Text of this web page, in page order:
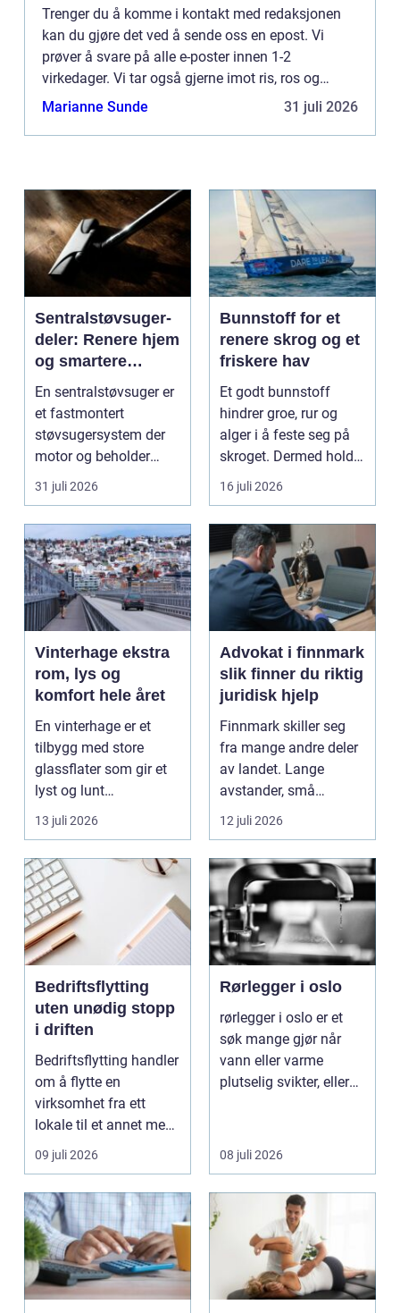
Trenger du å komme i kontakt med redaksjonen
kan du gjøre det ved å sende oss en epost. Vi
prøver å svare på alle e-poster innen 1-2
virkedager. Vi tar også gjerne imot ris, ros og
generelle kommentarer på siden vår.
Marianne Sunde 31 juli 2026
Sentralstøvsuger-
deler: Renere hjem
og smartere
rengjøring
En sentralstøvsuger er
et fastmontert
støvsugersystem der
motor og beholder
står...
31 juli 2026
Bunnstoff for et
renere skrog og et
friskere hav
Et godt bunnstoff
hindrer groe, rur og
alger i å feste seg på
skroget. Dermed holder
båten bedre far...
16 juli 2026
Vinterhage ekstra
rom, lys og
komfort hele året
En vinterhage er et
tilbygg med store
glassflater som gir et
lyst og lunt
oppholdsrom nær
hagen, ogs...
13 juli 2026
Advokat i finnmark
slik finner du riktig
juridisk hjelp
Finnmark skiller seg
fra mange andre deler
av landet. Lange
avstander, små
lokalsamfunn, sterk
tilkn...
12 juli 2026
Bedriftsflytting
uten unødig stopp
i driften
Bedriftsflytting handler
om å flytte en
virksomhet fra ett
lokale til et annet med
minst mulig...
09 juli 2026
Rørlegger i oslo
rørlegger i oslo er et
søk mange gjør når
vann eller varme
plutselig svikter, eller
08 juli 2026